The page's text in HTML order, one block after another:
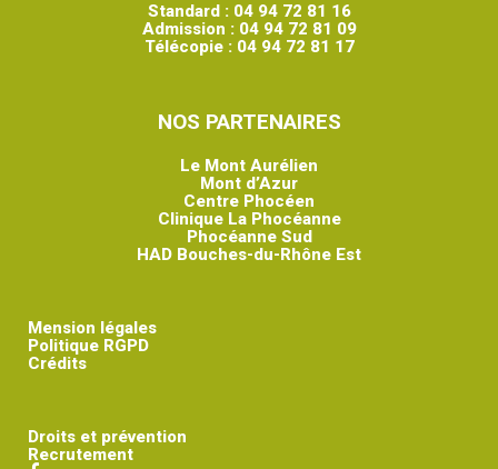
Standard : 04 94 72 81 16
Admission : 04 94 72 81 09
Télécopie : 04 94 72 81 17
NOS PARTENAIRES
Le Mont Aurélien
Mont d’Azur
Centre Phocéen
Clinique La Phocéanne
Phocéanne Sud
HAD Bouches-du-Rhône Est
Mension légales
Politique RGPD
Crédits
Droits et prévention
Recrutement